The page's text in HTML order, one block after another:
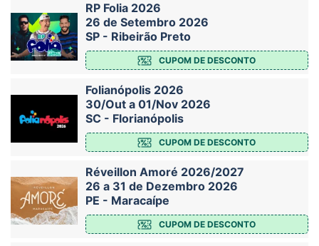
RP Folia 2026
26 de Setembro 2026
SP - Ribeirão Preto
CUPOM DE DESCONTO
Folianópolis 2026
30/Out a 01/Nov 2026
SC - Florianópolis
CUPOM DE DESCONTO
Réveillon Amoré 2026/2027
26 a 31 de Dezembro 2026
PE - Maracaípe
CUPOM DE DESCONTO